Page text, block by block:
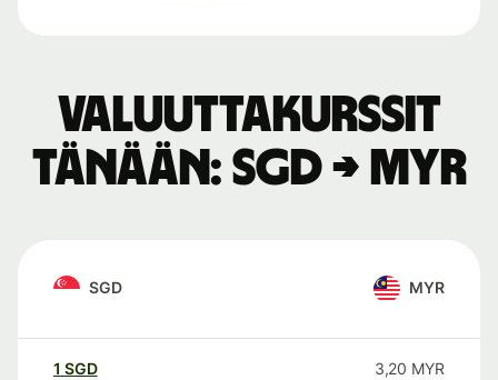
Valuuttakurssit
tänään: SGD → MYR
SGD MYR
1 SGD 3,20 MYR